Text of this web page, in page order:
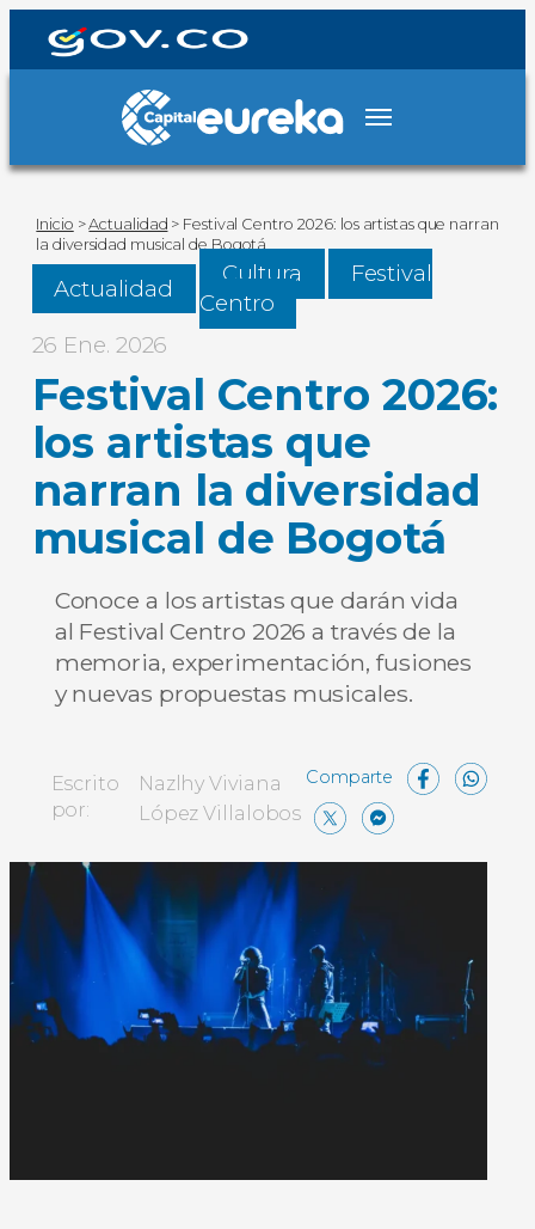
Inicio >Actualidad > Festival Centro 2026: los artistas que narran
la diversidad musical de Bogotá
Actualidad
Cultura
Festival
Centro
26 Ene. 2026
Festival Centro 2026:
los artistas que
narran la diversidad
musical de Bogotá
Conoce a los artistas que darán vida
al Festival Centro 2026 a través de la
memoria, experimentación, fusiones
y nuevas propuestas musicales.
Escrito
por:
Nazlhy Viviana
López Villalobos
X